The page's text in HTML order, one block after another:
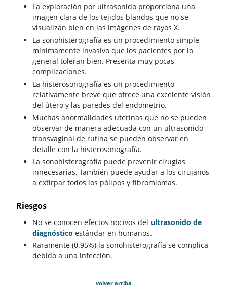
La exploración por ultrasonido proporciona una
imagen clara de los tejidos blandos que no se
visualizan bien en las imágenes de rayos X.
La sonohisterografía es un procedimiento simple,
mínimamente invasivo que los pacientes por lo
general toleran bien. Presenta muy pocas
complicaciones.
La histerosonografía es un procedimiento
relativamente breve que ofrece una excelente visión
del útero y las paredes del endometrio.
Muchas anormalidades uterinas que no se pueden
observar de manera adecuada con un ultrasonido
transvaginal de rutina se pueden observar en
detalle con la histerosonografía.
La sonohisterografía puede prevenir cirugías
innecesarias. También puede ayudar a los cirujanos
a extirpar todos los pólipos y fibromiomas.
Riesgos
No se conocen efectos nocivos del ultrasonido de
diagnóstico estándar en humanos.
Raramente (0.95%) la sonohisterografía se complica
debido a una infección.
volver arriba